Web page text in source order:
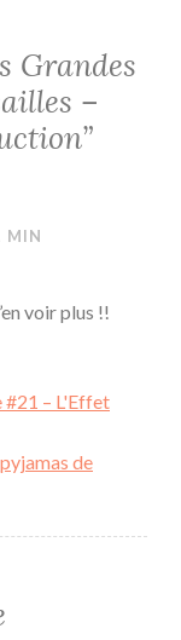
Grandes
–
”
MIN
voir plus !!
#21 – L'Effet
de